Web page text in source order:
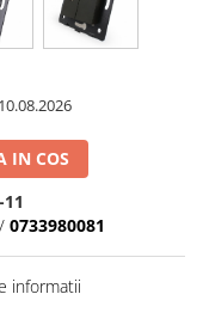
IN COS
/ 0733980081
informatii